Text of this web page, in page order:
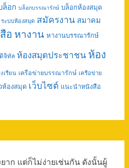
ล็อก บล็อกบรรณารักษ์ บล็อกห้องสมุด
ระบบห้องสมุด สมัครงาน สมาคม
อ หางาน หางานบรรณารักษ์
จิทัล ห้องสมุดประชาชน ห้อง
เรียน เครือข่ายบรรณารักษ์ เครือข่าย
ห้องสมุด เว็บไซต์ แนะนำหนังสือ
าก แต่ก็ไม่ง่ายเช่นกัน ดังนั้นผู้